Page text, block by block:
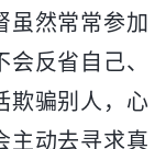
虽然常常参加
反省自己、
欺骗别人，心
主动去寻求真